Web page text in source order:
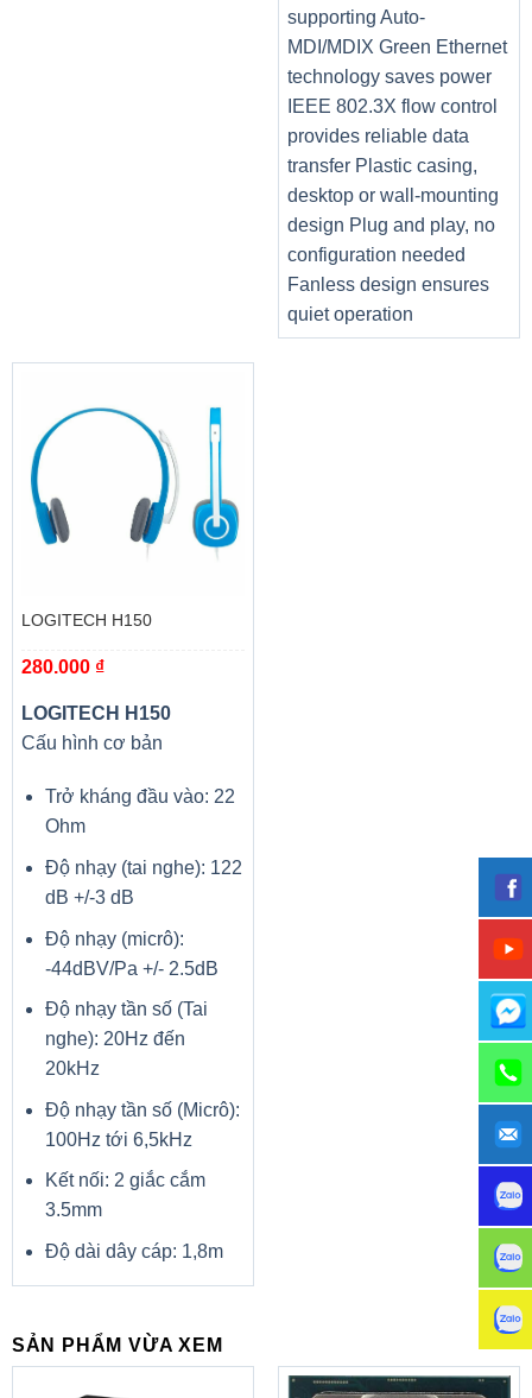
supporting Auto-
MDI/MDIX Green Ethernet
technology saves power
IEEE 802.3X flow control
provides reliable data
transfer Plastic casing,
desktop or wall-mounting
design Plug and play, no
configuration needed
Fanless design ensures
quiet operation
LOGITECH H150
280.000 ₫
LOGITECH H150
Cấu hình cơ bản
Trở kháng đầu vào: 22
Ohm
Độ nhạy (tai nghe): 122
dB +/-3 dB
Độ nhạy (micrô):
-44dBV/Pa +/- 2.5dB
Độ nhạy tần số (Tai
nghe): 20Hz đến
20kHz
Độ nhạy tần số (Micrô):
100Hz tới 6,5kHz
Kết nối: 2 giắc cắm
3.5mm
Độ dài dây cáp: 1,8m
SẢN PHẨM VỪA XEM